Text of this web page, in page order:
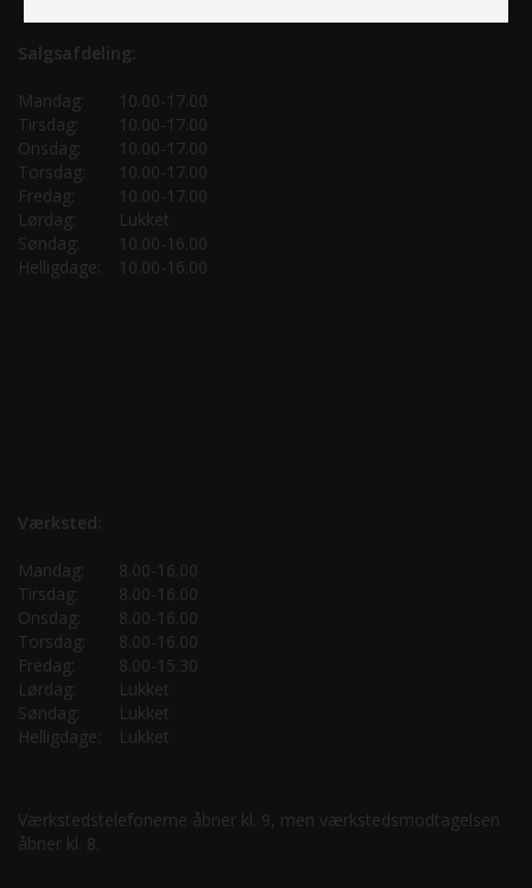
Salgsafdeling:
Mandag:
10.00-17.00
Tirsdag:
10.00-17.00
Onsdag:
10.00-17.00
Torsdag:
10.00-17.00
Fredag:
10.00-17.00
Lørdag:
Lukket
Søndag:
10.00-16.00
Helligdage:
10.00-16.00
Værksted:
Mandag:
8.00-16.00
Tirsdag:
8.00-16.00
Onsdag:
8.00-16.00
Torsdag:
8.00-16.00
Fredag:
8.00-15.30
Lørdag:
Lukket
Søndag:
Lukket
Helligdage:
Lukket
Værkstedstelefonerne åbner kl. 9, men værkstedsmodtagelsen
åbner kl. 8.